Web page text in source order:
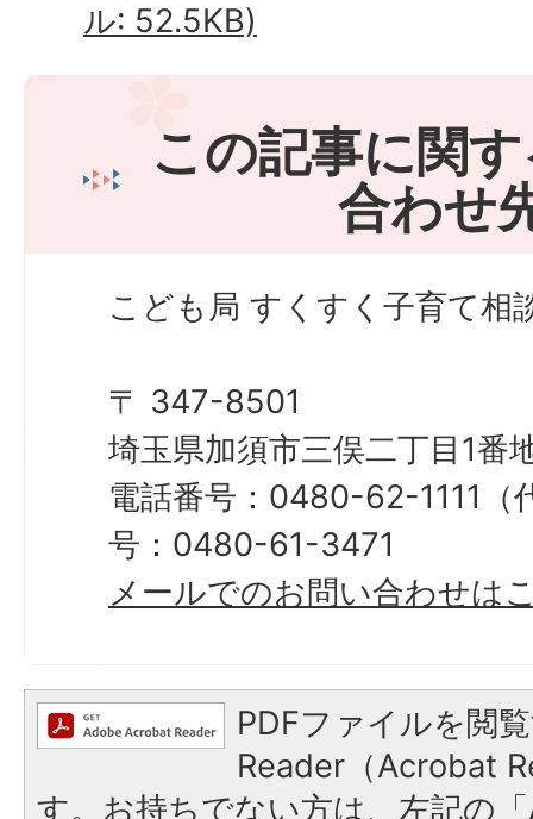
ル: 52.5KB)
この記事に関
合わせ
こども局 すくすく子育て相
〒 347-8501
埼玉県加須市三俣二丁目1番
電話番号：0480-62-1111（
号：0480-61-3471
メールでのお問い合わせは
PDFファイルを閲
Reader（Acrobat
す。お持ちでない方は、左記の